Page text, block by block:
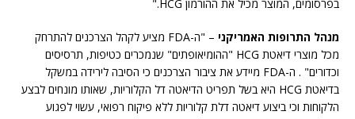
בפרסומים, המוצר מכיל את ההורמון HCG."
מנהל התרופות האמריקני
– "ה-FDA מציע לקהל הצרכנים להתרחק
מכל מוצרי דיאטת HCG "ההומיאופתים" שנמכרים כטיפות, תרסיסים
וכדורים" . ה-FDA מיידע את ציבור הצרכנים כי הסיבה לירידה במשקל
בדיאטת HCG היא בשל תפריט הדיאטה דל הקלוריות, שאותו מונחים לבצע
הלקוחות וכי ביצוע דיאטה דלת קלוריות ללא פיקוח רפואי, עשוי לפגוע